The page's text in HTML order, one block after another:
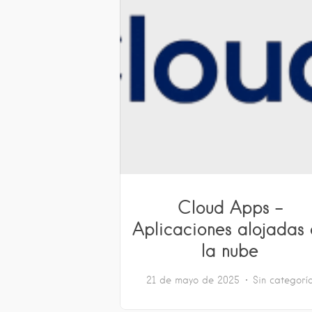
Cloud Apps –
Aplicaciones alojadas
la nube
21 de mayo de 2025 Sin